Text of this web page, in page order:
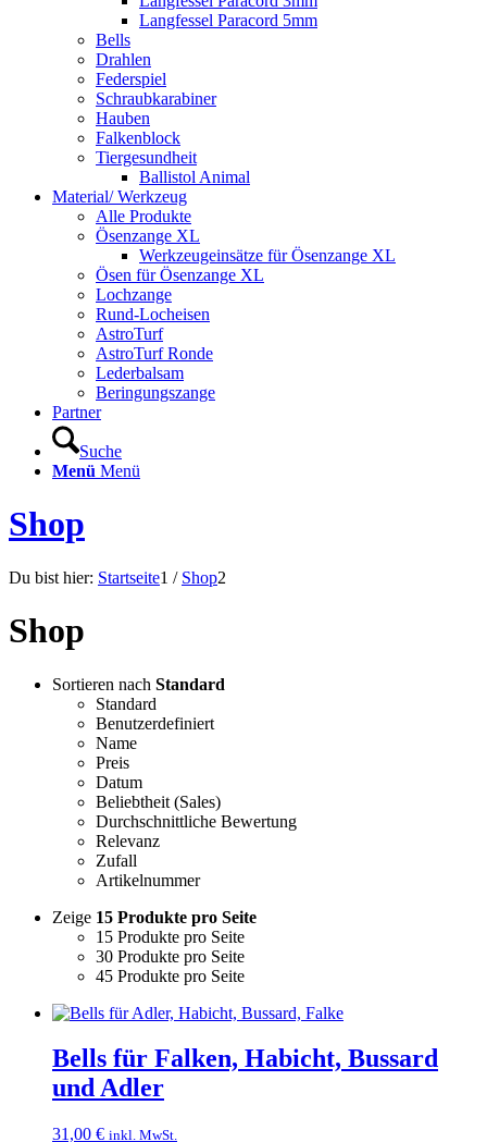
Langfessel Paracord 5mm
Bells
Drahlen
Federspiel
Schraubkarabiner
Hauben
Falkenblock
Tiergesundheit
Ballistol Animal
Material/ Werkzeug
Alle Produkte
Ösenzange XL
Werkzeugeinsätze für Ösenzange XL
Ösen für Ösenzange XL
Lochzange
Rund-Locheisen
AstroTurf
AstroTurf Ronde
Lederbalsam
Beringungszange
Partner
Suche
Menü Menü
Shop
Du bist hier: Startseite1 / Shop2
Shop
Sortieren nach Standard
Standard
Benutzerdefiniert
Name
Preis
Datum
Beliebtheit (Sales)
Durchschnittliche Bewertung
Relevanz
Zufall
Artikelnummer
Zeige 15 Produkte pro Seite
15 Produkte pro Seite
30 Produkte pro Seite
45 Produkte pro Seite
Bells für Falken, Habicht, Bussard
und Adler
31,00 € inkl. MwSt.